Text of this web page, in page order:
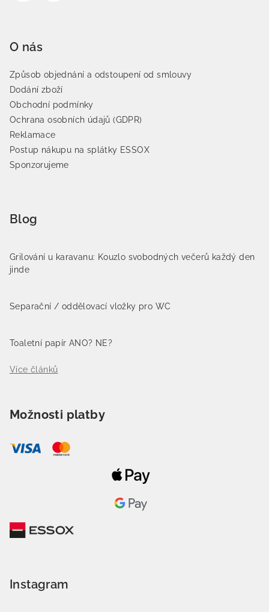
O nás
Způsob objednání a odstoupení od smlouvy
Dodání zboží
Obchodní podmínky
Ochrana osobních údajů (GDPR)
Reklamace
Postup nákupu na splátky ESSOX
Sponzorujeme
Blog
Grilování u karavanu: Kouzlo svobodných večerů každý den
jinde
Separační / oddělovací vložky pro WC
Toaletní papír ANO? NE?
Více článků
Možnosti platby
Instagram